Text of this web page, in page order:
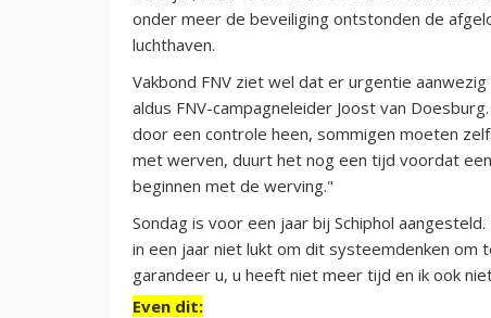
onder meer de beveiliging ontstonden de
luchthaven.
Vakbond FNV ziet wel dat er urgentie
aldus FNV-campagneleider Joost van
door een controle heen, sommigen moeten
met werven, duurt het nog een tijd voordat
beginnen met de werving."
Sondag is voor een jaar bij Schiphol
in een jaar niet lukt om dit systeemdenken om
garandeer u, u heeft niet meer tijd en ik ook
Even dit: